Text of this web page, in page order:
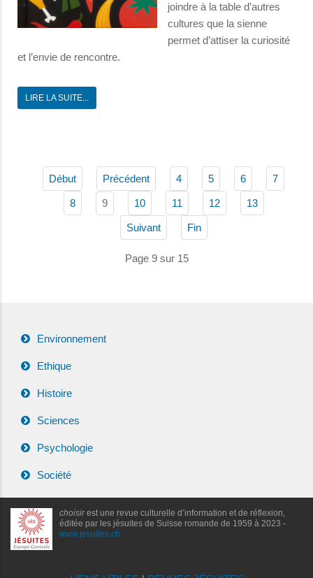
joindre à la table d’autres
cultures que la sienne
permet d’attiser la curiosité
et l’envie de rencontre.
LIRE LA SUITE...
Début Précédent 4 5 6 7
8 9 10 11 12 13
Suivant Fin
Page 9 sur 15
Environnement
Ethique
Histoire
Sciences
Psychologie
Société
choisirest une revue culturelle d’information et de réflexion,
éditée par les jésuites de Suisse romande de 1959 à 2023 -
www.jesuites.ch